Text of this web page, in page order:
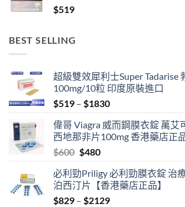
$519
BEST SELLING
超級雙效犀利士Super Tadarise
100mg/10粒 印度原裝進口
$519 – $1830Price
$519
through
偉哥 Viagra 威而鋼膜衣錠 萬艾
西地那非片100mg 香港藥店正
$600 Original
was:
$600.
$480Current
is:
$480.
必利勁Priligy 必利勁膜衣錠 治
泊西汀片【香港藥店正品】
$829 – $2129Price